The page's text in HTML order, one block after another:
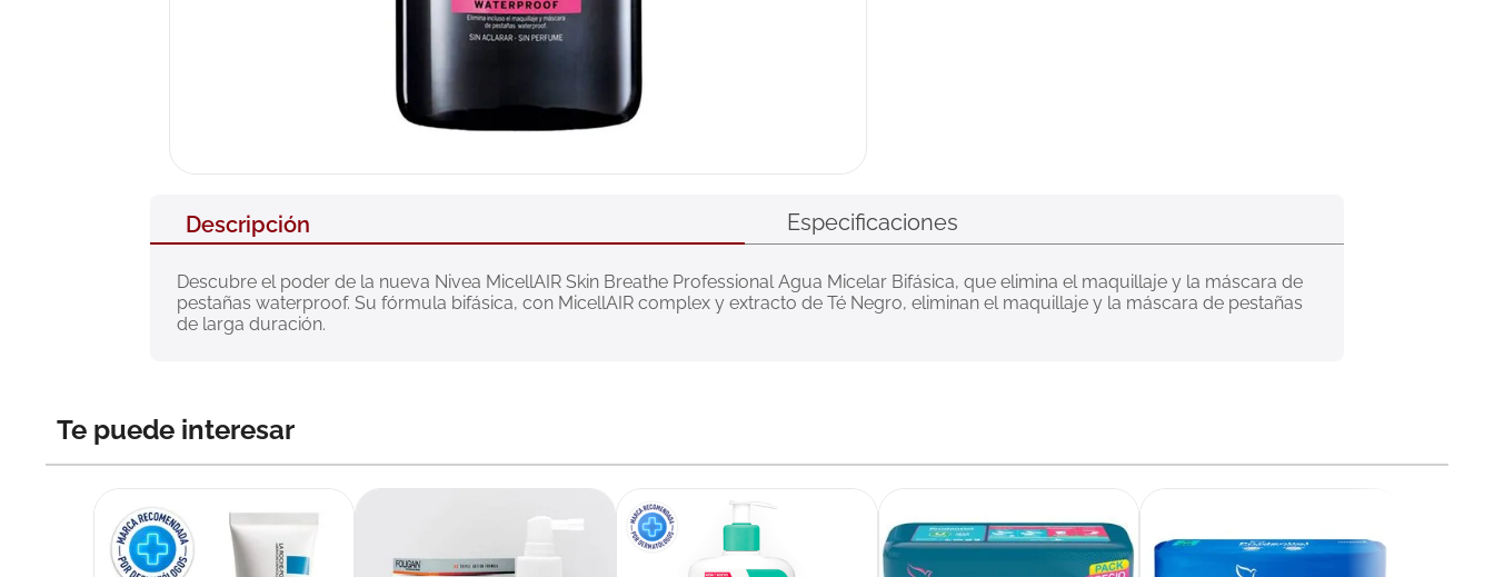
Descripción Especificaciones
Descubre el poder de la nueva Nivea MicellAIR Skin Breathe Professional Agua Micelar Bifásica, que elimina el maquillaje y la máscara de
pestañas waterproof. Su fórmula bifásica, con MicellAIR complex y extracto de Té Negro, eliminan el maquillaje y la máscara de pestañas
de larga duración.
Te puede interesar